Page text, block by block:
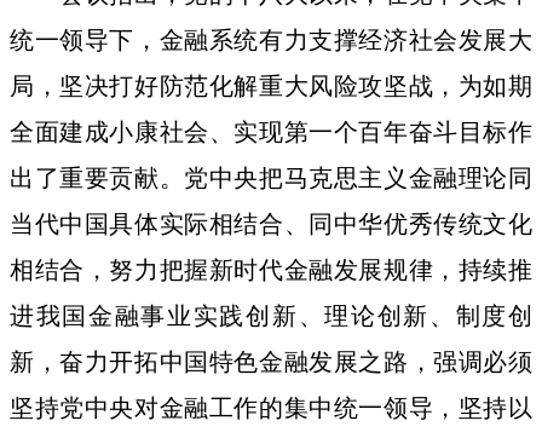
统一领导下，金融系统有力支撑经济社会发展大
局，坚决打好防范化解重大风险攻坚战，为如期
全面建成小康社会、实现第一个百年奋斗目标作
出了重要贡献。党中央把马克思主义金融理论同
当代中国具体实际相结合、同中华优秀传统文化
相结合，努力把握新时代金融发展规律，持续推
进我国金融事业实践创新、理论创新、制度创
新，奋力开拓中国特色金融发展之路，强调必须
坚持党中央对金融工作的集中统一领导，坚持以